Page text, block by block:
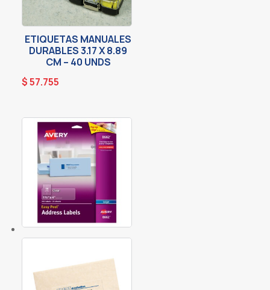
ETIQUETAS MANUALES
DURABLES 3.17 X 8.89
CM – 40 UNDS
$57.755